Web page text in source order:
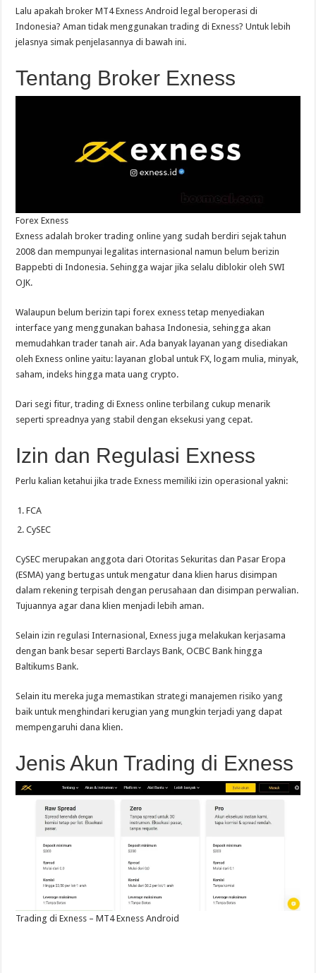
Lalu apakah broker MT4 Exness Android legal beroperasi di
Indonesia? Aman tidak menggunakan trading di Exness? Untuk lebih
jelasnya simak penjelasannya di bawah ini.
Tentang Broker Exness
Forex Exness
Exness adalah broker trading online yang sudah berdiri sejak tahun
2008 dan mempunyai legalitas internasional namun belum berizin
Bappebti di Indonesia. Sehingga wajar jika selalu diblokir oleh SWI
OJK.
Walaupun belum berizin tapi forex exness tetap menyediakan
interface yang menggunakan bahasa Indonesia, sehingga akan
memudahkan trader tanah air. Ada banyak layanan yang disediakan
oleh Exness online yaitu: layanan global untuk FX, logam mulia, minyak,
saham, indeks hingga mata uang crypto.
Dari segi fitur, trading di Exness online terbilang cukup menarik
seperti spreadnya yang stabil dengan eksekusi yang cepat.
Izin dan Regulasi Exness
Perlu kalian ketahui jika trade Exness memiliki izin operasional yakni:
FCA
CySEC
CySEC merupakan anggota dari Otoritas Sekuritas dan Pasar Eropa
(ESMA) yang bertugas untuk mengatur dana klien harus disimpan
dalam rekening terpisah dengan perusahaan dan disimpan perwalian.
Tujuannya agar dana klien menjadi lebih aman.
Selain izin regulasi Internasional, Exness juga melakukan kerjasama
dengan bank besar seperti Barclays Bank, OCBC Bank hingga
Baltikums Bank.
Selain itu mereka juga memastikan strategi manajemen risiko yang
baik untuk menghindari kerugian yang mungkin terjadi yang dapat
mempengaruhi dana klien.
Jenis Akun Trading di Exness
Trading di Exness – MT4 Exness Android